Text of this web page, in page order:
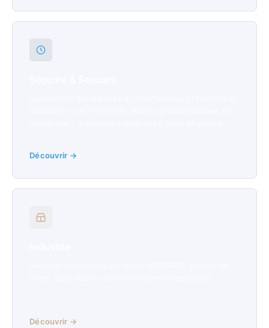
Découvrir →
Découvrir →